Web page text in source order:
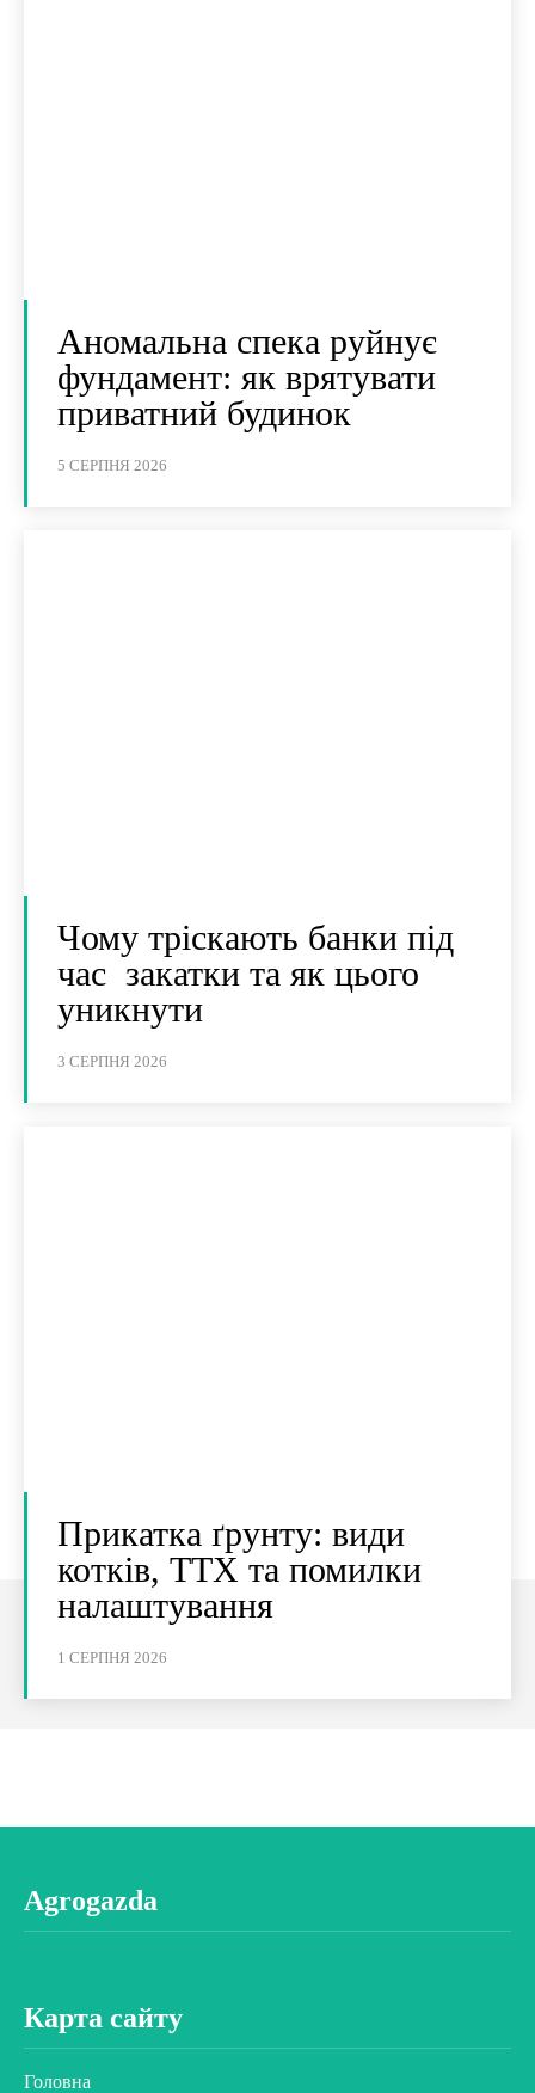
Аномальна спека руйнує
фундамент: як врятувати
приватний будинок
5 СЕРПНЯ 2026
Чому тріскають банки під
час закатки та як цього
уникнути
3 СЕРПНЯ 2026
Прикатка ґрунту: види
котків, ТТХ та помилки
налаштування
1 СЕРПНЯ 2026
Agrogazda
Карта сайту
Головна